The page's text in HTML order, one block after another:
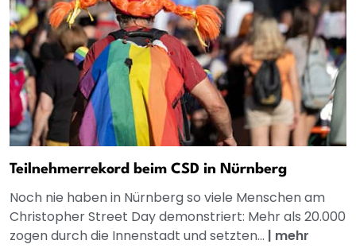
Teilnehmerrekord beim CSD in Nürnberg
Noch nie haben in Nürnberg so viele Menschen am
Christopher Street Day demonstriert: Mehr als 20.000
zogen durch die Innenstadt und setzten... | mehr